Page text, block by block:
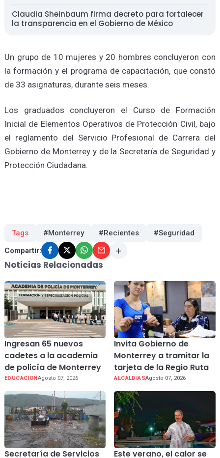
Claudia Sheinbaum firma decreto para fortalecer
la transparencia en el Gobierno de México
Un grupo de 10 mujeres y 20 hombres concluyeron con
la formación y el programa de capacitación, que constó
de 33 asignaturas, durante seis meses.
Los graduados concluyeron el Curso de Formación
Inicial de Elementos Operativos de Protección Civil, bajo
el reglamento del Servicio Profesional de Carrera del
Gobierno de Monterrey y de la Secretaría de Seguridad y
Protección Ciudadana.
Tags #Monterrey #Recientes #Seguridad
Compartir:
Noticias Relacionadas
Ingresan 65 nuevos
cadetes a la academia
de policía de Monterrey
EDUCACIONAgosto 07, 2026
Invita Gobierno de
Monterrey a tramitar la
tarjeta de la Regio Ruta
ALCALDIASAgosto 07, 2026
Secretaría de Servicios Este verano, el calor se